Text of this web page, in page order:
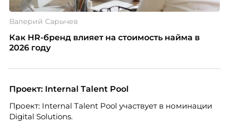
Валерий Сарычев
Как HR-бренд влияет на стоимость найма в
2026 году
Проект: Internal Talent Pool
Проект: Internal Talent Pool участвует в номинации
Digital Solutions.